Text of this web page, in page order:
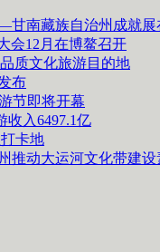
南藏族自治州成就展
会12月在博鳌召开
质文化旅游目的地
布
节即将开幕
收入6497.1亿
卡地
推动大运河文化带建设